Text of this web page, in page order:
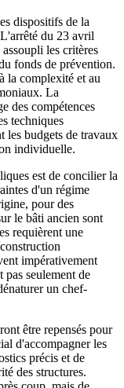
dispositifs de la
du 23 avril
les critères
fonds de prévention.
la complexité et au
La
des compétences
techniques
les budgets de travaux
individuelle.
est de concilier la
d'un régime
pour des
le bâti ancien sont
requièrent une
impérativement
pas seulement de
un chef-
être repensés pour
d'accompagner les
précis et de
des structures.